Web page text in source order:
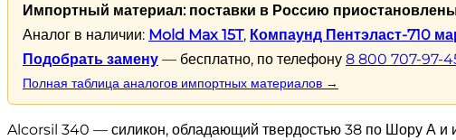
Импортный материал: поставки в Россию
Аналог в наличии: Mold Max 15T, Компаунд Пентэласт-710
Подобрать замену — бесплатно, по телефону 8 800 707-97-
Полная таблица аналогов импортных материалов →
Alcorsil 340 — силикон, обладающий твердостью 38 по Шору А и